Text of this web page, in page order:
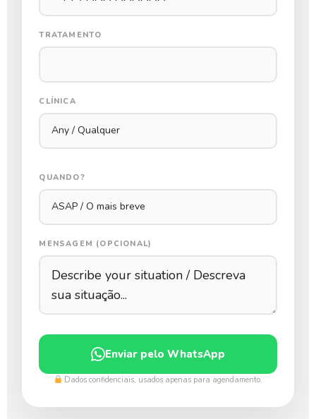
TRATAMENTO
CLÍNICA
QUANDO?
MENSAGEM (OPCIONAL)
Enviar pelo WhatsApp
Dados confidenciais, usados apenas para agendamento.